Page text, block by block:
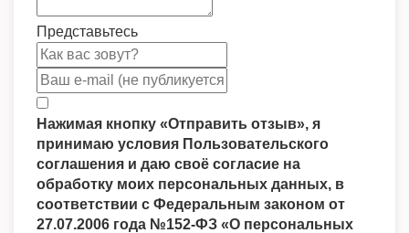
Представьтесь
Нажимая кнопку «Отправить отзыв», я
принимаю условия Пользовательского
соглашения и даю своё согласие на
обработку моих персональных данных, в
соответствии с Федеральным законом от
27.07.2006 года №152-ФЗ «О персональных